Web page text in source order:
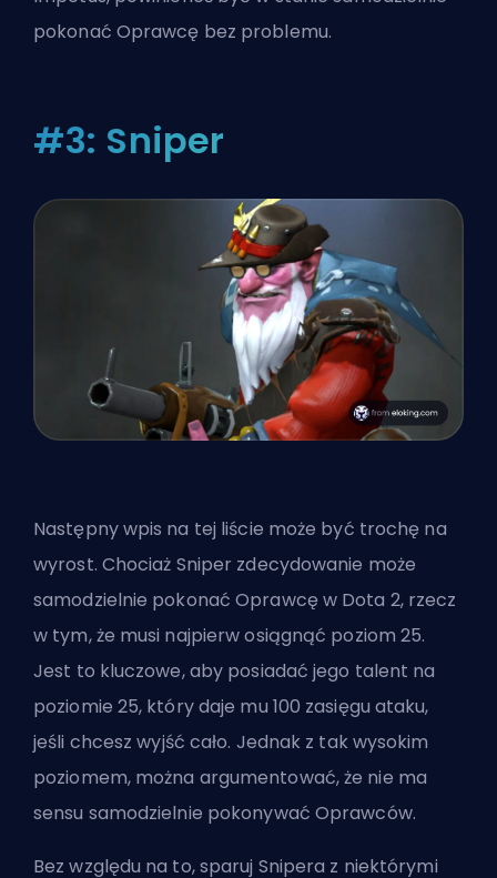
pokonać Oprawcę bez problemu.
#3: Sniper
Następny wpis na tej liście może być trochę na
wyrost. Chociaż Sniper zdecydowanie może
samodzielnie pokonać Oprawcę w Dota 2, rzecz
w tym, że musi najpierw osiągnąć poziom 25.
Jest to kluczowe, aby posiadać jego talent na
poziomie 25, który daje mu 100 zasięgu ataku,
jeśli chcesz wyjść cało. Jednak z tak wysokim
poziomem, można argumentować, że nie ma
sensu samodzielnie pokonywać Oprawców.
Bez względu na to, sparuj Snipera z niektórymi